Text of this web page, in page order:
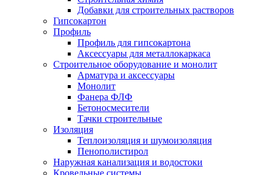
Добавки для строительных растворов
Гипсокартон
Профиль
Профиль для гипсокартона
Аксессуары для металлокаркаса
Строительное оборудование и монолит
Арматура и аксессуары
Монолит
Фанера ФЛФ
Бетоносмесители
Тачки строительные
Изоляция
Теплоизоляция и шумоизоляция
Пенополистирол
Наружная канализация и водостоки
Кровельные системы